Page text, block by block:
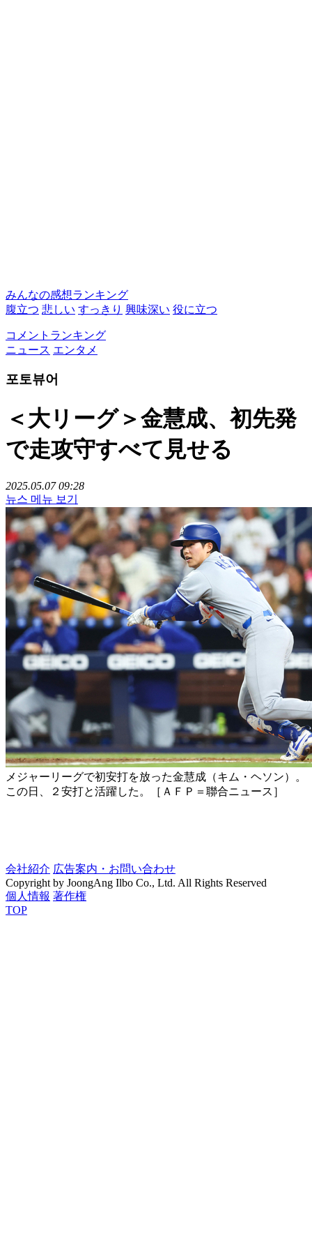
みんなの感想ランキング
腹立つ 悲しい すっきり 興味深い 役に立つ
コメントランキング
ニュース エンタメ
포토뷰어
＜大リーグ＞金慧成、初先発
で走攻守すべて見せる
2025.05.07 09:28
뉴스 메뉴 보기
メジャーリーグで初安打を放った金慧成（キム・ヘソン）。
この日、２安打と活躍した。［ＡＦＰ＝聯合ニュース］
会社紹介 広告案内・お問い合わせ
Copyright by JoongAng Ilbo Co., Ltd. All Rights Reserved
個人情報 著作権
TOP